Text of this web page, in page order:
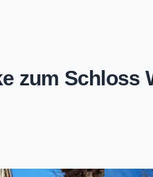
zum Schloss